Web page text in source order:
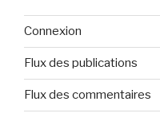
Connexion
Flux des publications
Flux des commentaires